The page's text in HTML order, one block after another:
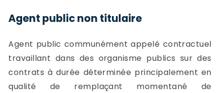
Agent public non titulaire
Agent public communément appelé contractuel
travaillant dans des organisme publics sur des
contrats à durée déterminée principalement en
qualité de remplaçant momentané de